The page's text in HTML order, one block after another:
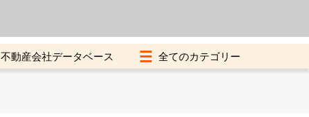
不動産会社データベース